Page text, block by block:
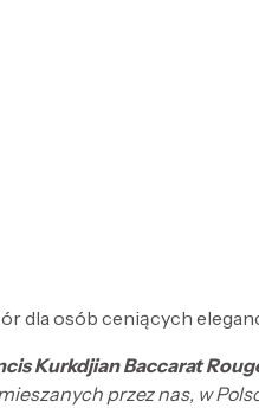
dla osób ceniących
Kurkdjian Baccarat
przez nas, w